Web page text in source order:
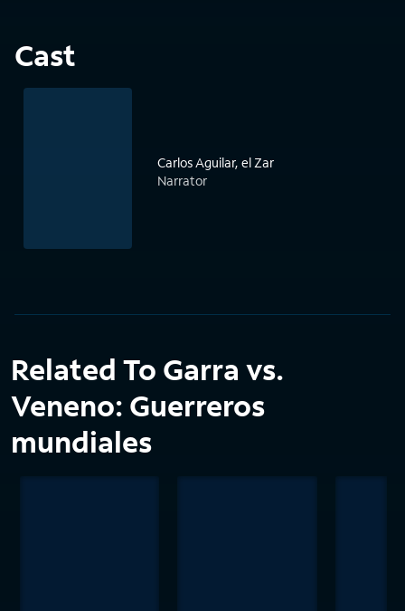
Cast
Carlos Aguilar, el Zar
Narrator
Related To Garra vs.
Veneno: Guerreros
mundiales